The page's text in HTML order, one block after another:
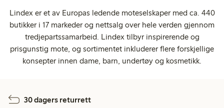
Lindex er et av Europas ledende moteselskaper med ca. 440
butikker i 17 markeder og nettsalg over hele verden gjennom
tredjepartssamarbeid. Lindex tilbyr inspirerende og
prisgunstig mote, og sortimentet inkluderer flere forskjellige
konsepter innen dame, barn, undertøy og kosmetikk.
30 dagers returrett